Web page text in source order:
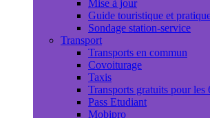
Mise à jour
Guide touristique et
Sondage station-service
Transport
Transports en commun
Covoiturage
Taxis
Transports gratuits pour les
Pass Etudiant
Mobipro